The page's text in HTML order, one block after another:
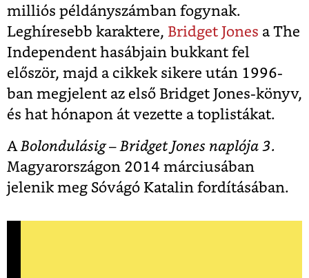
milliós példányszámban fogynak.
Leghíresebb karaktere, Bridget Jones a The
Independent hasábjain bukkant fel
először, majd a cikkek sikere után 1996-
ban megjelent az első Bridget Jones-könyv,
és hat hónapon át vezette a toplistákat.
A Bolondulásig – Bridget Jones naplója 3.
Magyarországon 2014 márciusában
jelenik meg Sóvágó Katalin fordításában.